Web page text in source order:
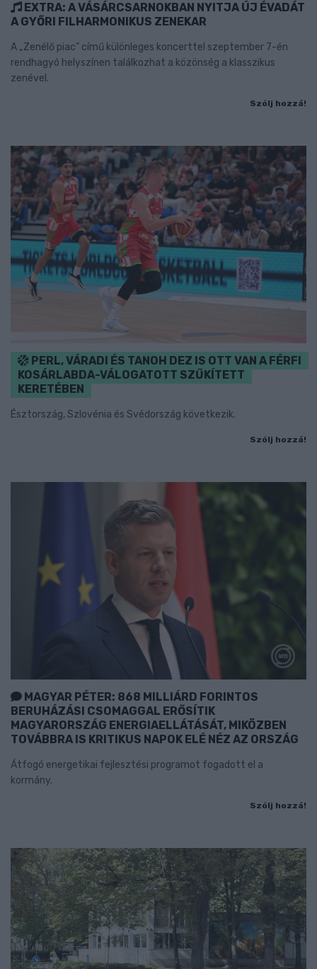
EXTRA: A VÁSÁRCSARNOKBAN NYITJA ÚJ ÉVADÁT
A GYŐRI FILHARMONIKUS ZENEKAR
A „Zenélő piac” című különleges koncerttel szeptember 7-én
rendhagyó helyszínen találkozhat a közönség a klasszikus
zenével.
Szólj hozzá!
PERL, VÁRADI ÉS TANOH DEZ IS OTT VAN A FÉRFI
KOSÁRLABDA-VÁLOGATOTT SZŰKÍTETT
KERETÉBEN
Észtország, Szlovénia és Svédország következik.
Szólj hozzá!
MAGYAR PÉTER: 868 MILLIÁRD FORINTOS
BERUHÁZÁSI CSOMAGGAL ERŐSÍTIK
MAGYARORSZÁG ENERGIAELLÁTÁSÁT, MIKÖZBEN
TOVÁBBRA IS KRITIKUS NAPOK ELÉ NÉZ AZ ORSZÁG
Átfogó energetikai fejlesztési programot fogadott el a
kormány.
Szólj hozzá!